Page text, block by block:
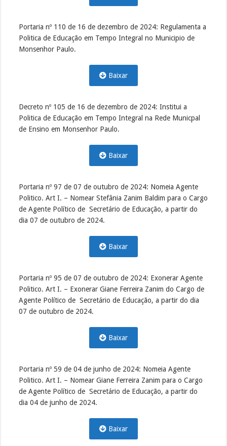
Portaria nº 110 de 16 de dezembro de 2024: Regulamenta a
Politica de Educação em Tempo Integral no Municipio de
Monsenhor Paulo.
Baixar
Decreto nº 105 de 16 de dezembro de 2024: Institui a
Politica de Educação em Tempo Integral na Rede Municpal
de Ensino em Monsenhor Paulo.
Baixar
Portaria nº 97 de 07 de outubro de 2024: Nomeia Agente
Politico. Art I. – Nomear Stefânia Zanim Baldim para o Cargo
de Agente Político de Secretário de Educação, a partir do
dia 07 de outubro de 2024.
Baixar
Portaria nº 95 de 07 de outubro de 2024: Exonerar Agente
Politico. Art I. – Exonerar Giane Ferreira Zanim do Cargo de
Agente Político de Secretário de Educação, a partir do dia
07 de outubro de 2024.
Baixar
Portaria nº 59 de 04 de junho de 2024: Nomeia Agente
Politico. Art I. – Nomear Giane Ferreira Zanim para o Cargo
de Agente Político de Secretário de Educação, a partir do
dia 04 de junho de 2024.
Baixar